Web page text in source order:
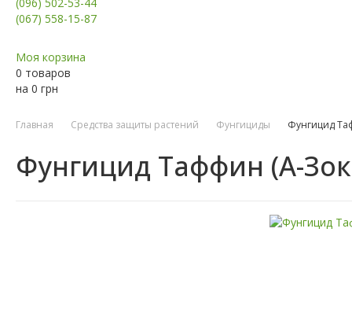
(067) 558-15-87
Моя корзина
0 товаров
на 0 грн
Главная Средства защиты растений Фунгициды Фунгицид
Фунгицид Таффин (А-